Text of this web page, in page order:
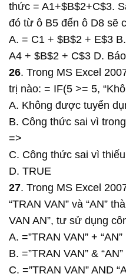
thức = A1+$B$2+C$3.
đó từ ô B5 đến ô D8 sẽ
A. = C1 + $B$2 + E$3
A4 + $B$2 + C$3 D.
26. Trong MS Excel
trị nào: = IF(5 >= 5,
A. Không được tuyển
B. Công thức sai vì
=>
C. Công thức sai vì
D. TRUE
27. Trong MS Excel
“TRAN VAN” và “AN”
VAN AN”, tư sử dụng
A. =”TRAN VAN” + “AN”
B. =”TRAN VAN” & “AN”
C. =”TRAN VAN” AND